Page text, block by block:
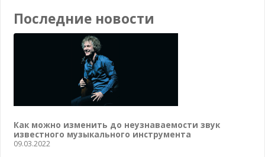
Последние новости
Как можно изменить до неузнаваемости звук
известного музыкального инструмента
09.03.2022